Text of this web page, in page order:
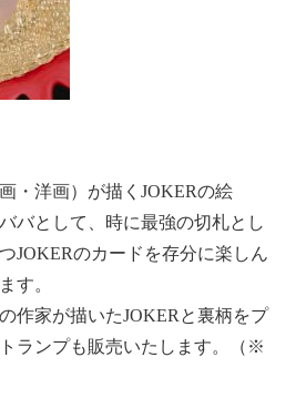
・洋画）が描くJOKERの絵
バとして、時に最強の切札とし
JOKERのカードを存分に楽しん
す。
作家が描いたJOKERと裏柄をプ
ランプも販売いたします。（※